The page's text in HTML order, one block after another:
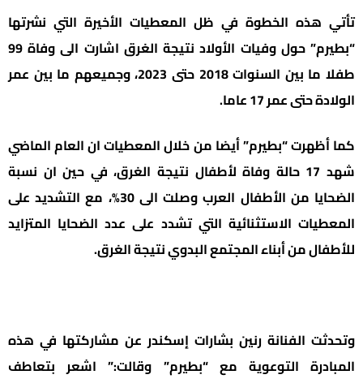
تأتي هذه الخطوة في ظل المعطيات الأخيرة التي نشرتها
“بطيرم” حول وفيات الأولاد نتيجة الغرق اشارت الى وفاة 99
طفلا ما بين السنوات 2018 حتى 2023، وجميعهم ما بين عمر
الولادة حتى عمر 17 عاما.
كما أظهرت “بطيرم” أيضا من خلال المعطيات ان العام الماضي
شهد 17 حالة وفاة لأطفال نتيجة الغرق، في حين ان نسبة
الضحايا من الأطفال العرب وصلت الى 30%، مع التشديد على
المعطيات الاستثنائية التي تشدد على عدد الضحايا المتزايد
للأطفال من أبناء المجتمع البدوي نتيجة الغرق.
وتحدثت الفنانة رنين بشارات إسكندر عن مشاركتها في هذه
المبادرة التوعوية مع “بطيرم” وقالت:” اشعر بتعاطف